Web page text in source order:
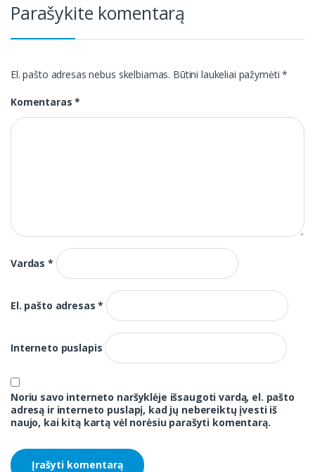
Parašykite komentarą
El. pašto adresas nebus skelbiamas. Būtini laukeliai pažymėti*
Komentaras*
Vardas*
El. pašto adresas*
Interneto puslapis
Noriu savo interneto naršyklėje išsaugoti vardą, el. pašto
adresą ir interneto puslapį, kad jų nebereiktų įvesti iš
naujo, kai kitą kartą vėl norėsiu parašyti komentarą.